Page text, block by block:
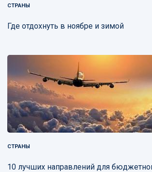
СТРАНЫ
Где отдохнуть в ноябре и зимой
СТРАНЫ
10 лучших направлений для